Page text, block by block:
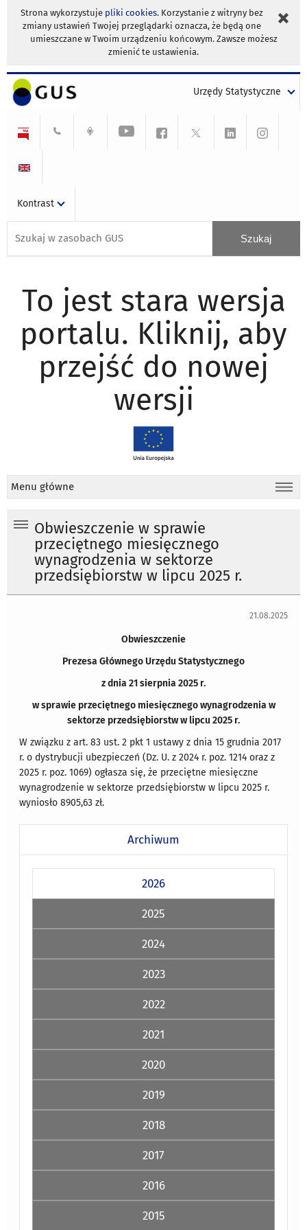
Strona wykorzystuje pliki cookies. Korzystanie z witryny bez
zmiany ustawień Twojej przeglądarki oznacza, że będą one
umieszczane w Twoim urządzeniu końcowym. Zawsze możesz
zmienić te ustawienia.
Urzędy Statystyczne
Kontrast
To jest stara wersja
portalu. Kliknij, aby
przejść do nowej
wersji
Menu główne
Obwieszczenie w sprawie
przeciętnego miesięcznego
wynagrodzenia w sektorze
przedsiębiorstw w lipcu 2025 r.
21.08.2025
Obwieszczenie
Prezesa Głównego Urzędu Statystycznego
z dnia 21 sierpnia 2025 r.
w sprawie przeciętnego miesięcznego wynagrodzenia w
sektorze przedsiębiorstw w lipcu 2025 r.
W związku z art. 83 ust. 2 pkt 1 ustawy z dnia 15 grudnia 2017
r. o dystrybucji ubezpieczeń (Dz. U. z 2024 r. poz. 1214 oraz z
2025 r. poz. 1069) ogłasza się, że przeciętne miesięczne
wynagrodzenie w sektorze przedsiębiorstw w lipcu 2025 r.
wyniosło 8905,63 zł.
Archiwum
2026
2025
2024
2023
2022
2021
2020
2019
2018
2017
2016
2015